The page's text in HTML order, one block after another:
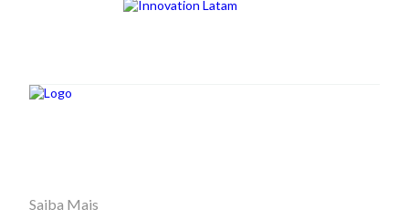
Saiba Mais